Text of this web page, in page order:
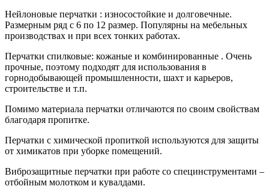
Нейлоновые перчатки : износостойкие и долговечные.
Размерным ряд с 6 по 12 размер. Популярны на мебельных
производствах и при всех тонких работах.
Перчатки спилковые: кожаные и комбинированные . Очень
прочные, поэтому подходят для использования в
горнодобывающей промышленности, шахт и карьеров,
строительстве и т.п.
Помимо материала перчатки отличаются по своим свойствам
благодаря пропитке.
Перчатки с химической пропиткой используются для защиты
от химикатов при уборке помещений.
Виброзащитные перчатки при работе со специнструментами –
отбойным молотком и кувалдами.